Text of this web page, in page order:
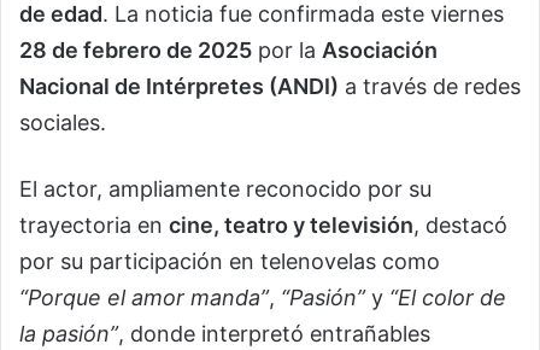
de edad. La noticia fue confirmada este viernes
28 de febrero de 2025 por la Asociación
Nacional de Intérpretes (ANDI) a través de redes
sociales.
El actor, ampliamente reconocido por su
trayectoria en cine, teatro y televisión, destacó
por su participación en telenovelas como
“Porque el amor manda”, “Pasión”y “El color de
la pasión”, donde interpretó entrañables